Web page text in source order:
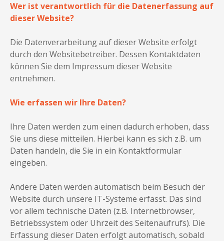
Wer ist verantwortlich für die Datenerfassung auf
dieser Website?
Die Datenverarbeitung auf dieser Website erfolgt
durch den Websitebetreiber. Dessen Kontaktdaten
können Sie dem Impressum dieser Website
entnehmen.
Wie erfassen wir Ihre Daten?
Ihre Daten werden zum einen dadurch erhoben, dass
Sie uns diese mitteilen. Hierbei kann es sich z.B. um
Daten handeln, die Sie in ein Kontaktformular
eingeben.
Andere Daten werden automatisch beim Besuch der
Website durch unsere IT-Systeme erfasst. Das sind
vor allem technische Daten (z.B. Internetbrowser,
Betriebssystem oder Uhrzeit des Seitenaufrufs). Die
Erfassung dieser Daten erfolgt automatisch, sobald